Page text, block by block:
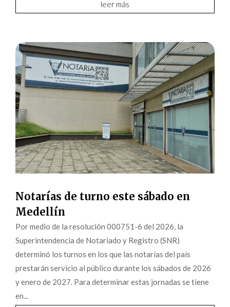
leer más
Notarías de turno este sábado en
Medellín
Por medio de la resolución 000751-6 del 2026, la
Superintendencia de Notariado y Registro (SNR)
determinó los turnos en los que las notarías del país
prestarán servicio al público durante los sábados de 2026
y enero de 2027. Para determinar estas jornadas se tiene
en...